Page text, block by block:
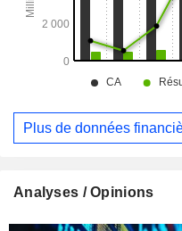
Plus de données
Analyses / Opinions